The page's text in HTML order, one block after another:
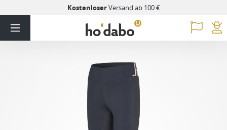
KostenloserVersand ab 100 €